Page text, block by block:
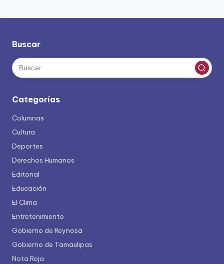
Buscar
Categorías
Columnas
Cultura
Deportes
Derechos Humanos
Editorial
Educación
El Clima
Entretenimiento
Gobierno de Reynosa
Gobierno de Tamaulipas
Nota Roja